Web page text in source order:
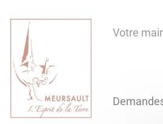
d'accès
rapide
menu
d'accès
rapide
contenu
principal
d'accès
rapide
recherche
d'accès
rapide
pied
Votre